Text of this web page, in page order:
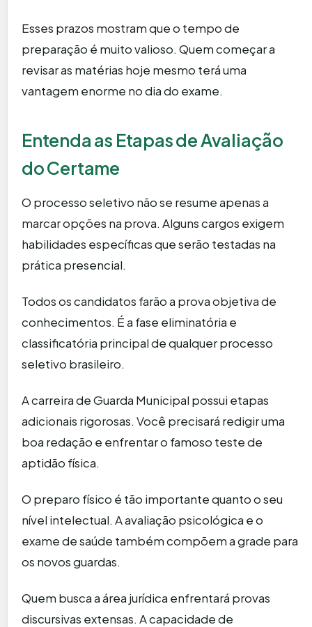
Esses prazos mostram que o tempo de
preparação é muito valioso. Quem começar a
revisar as matérias hoje mesmo terá uma
vantagem enorme no dia do exame.
Entenda as Etapas de Avaliação
do Certame
O processo seletivo não se resume apenas a
marcar opções na prova. Alguns cargos exigem
habilidades específicas que serão testadas na
prática presencial.
Todos os candidatos farão a prova objetiva de
conhecimentos. É a fase eliminatória e
classificatória principal de qualquer processo
seletivo brasileiro.
A carreira de Guarda Municipal possui etapas
adicionais rigorosas. Você precisará redigir uma
boa redação e enfrentar o famoso teste de
aptidão física.
O preparo físico é tão importante quanto o seu
nível intelectual. A avaliação psicológica e o
exame de saúde também compõem a grade para
os novos guardas.
Quem busca a área jurídica enfrentará provas
discursivas extensas. A capacidade de